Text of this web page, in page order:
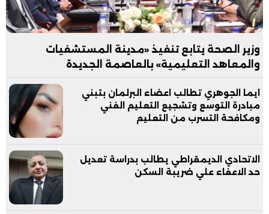
وزير الصحة يتابع تنفيذ «مدينة المستشفيات
والمعاهد التعليمية» بالعاصمة الجديدة
ايما الجوهري تطالب اعضاء البرلمان بتبني
مبادرة التوسع وتشجيع التعليم الفني
ومكافحة التسرب من التعليم
الاتحادي الديمقراطي يطالب بدراسة تعديل
حد الاعفاء علي ضريبة السكن